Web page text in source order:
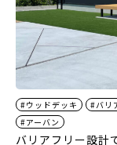
#ウッドデッキ #バリ
#アーバン
バリアフリー設計